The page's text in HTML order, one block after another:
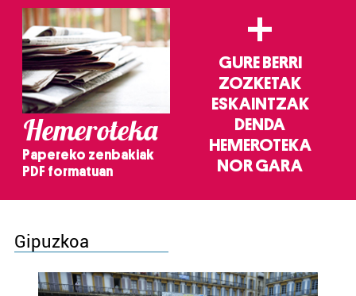
Hemeroteka
Papereko zenbakiak
PDF formatuan
+
GURE BERRI
ZOZKETAK
ESKAINTZAK
DENDA
HEMEROTEKA
NOR GARA
Gipuzkoa